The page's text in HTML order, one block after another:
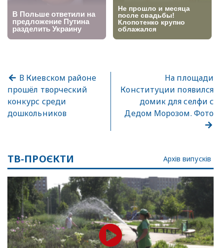
В Киевском районе
прошёл творческий
конкурс среди
дошкольников
На площади
Конституции появился
домик для селфи с
Дедом Морозом. Фото
ТВ-ПРОЄКТИ Архів випусків